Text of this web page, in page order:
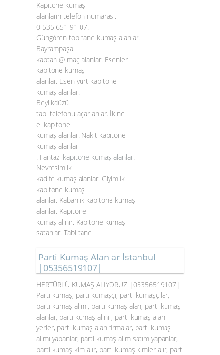
Kapitone kumaş
alanların telefon numarası.
0 535 651 91 07.
Güngören top tane kumaş alanlar.
Bayrampaşa
kaptan @ maç alanlar. Esenler
kapitone kumaş
alanlar. Esen yurt kapitone
kumaş alanlar.
Beylikdüzü
tabi telefonu açar anlar. İkinci
el kapitone
kumaş alanlar. Nakit kapitone
kumaş alanlar
. Fantazi kapitone kumaş alanlar.
Nevresimlik
kadife kumaş alanlar. Giyimlik
kapitone kumaş
alanlar. Kabanlık kapitone kumaş
alanlar. Kapitone
kumaş alınır. Kapitone kumaş
satanlar. Tabi tane
Parti Kumaş Alanlar İstanbul
|05356519107|
HERTÜRLÜ KUMAŞ ALIYORUZ |05356519107|
Parti kumaş, parti kumaşçı, parti kumaşçılar,
parti kumaş alımı, parti kumaş alan, parti kumaş
alanlar, parti kumaş alınır, parti kumaş alan
yerler, parti kumaş alan firmalar, parti kumaş
alımı yapanlar, parti kumaş alım satım yapanlar,
parti kumaş kim alır, parti kumaş kimler alır, parti